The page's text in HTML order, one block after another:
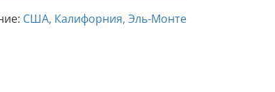
США, Калифорния, Эль-Монте